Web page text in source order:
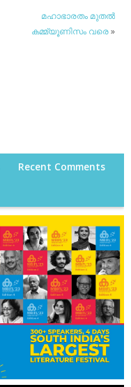
മഹാഭാരതം മുതല്‍
കമ്മ്യൂണിസം വരെ»
Recent Comments